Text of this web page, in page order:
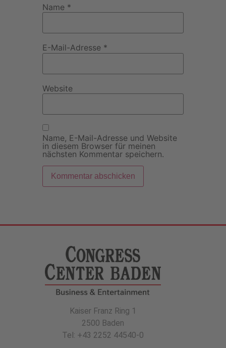
Name *
E-Mail-Adresse *
Website
Name, E-Mail-Adresse und Website
in diesem Browser für meinen
nächsten Kommentar speichern.
Kaiser Franz Ring 1
2500 Baden
Tel: +43 2252 44540-0